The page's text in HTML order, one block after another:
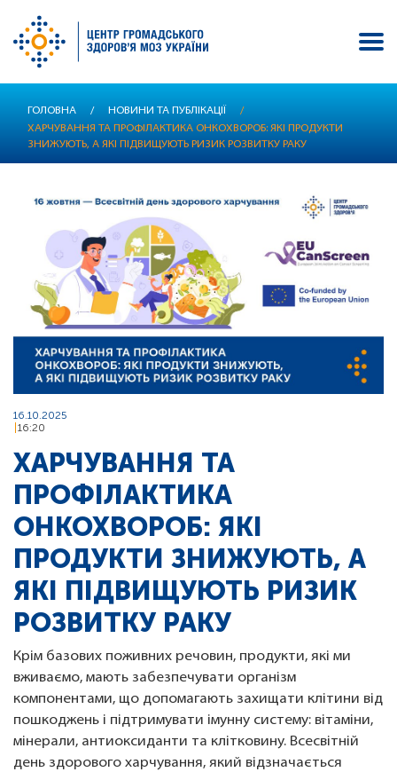
ГОЛОВНА / НОВИНИ ТА ПУБЛІКАЦІЇ
/
ХАРЧУВАННЯ ТА ПРОФІЛАКТИКА ОНКОХВОРОБ: ЯКІ ПРОДУКТИ
ЗНИЖУЮТЬ, А ЯКІ ПІДВИЩУЮТЬ РИЗИК РОЗВИТКУ РАКУ
16.10.2025
16:20
ХАРЧУВАННЯ ТА
ПРОФІЛАКТИКА
ОНКОХВОРОБ: ЯКІ
ПРОДУКТИ ЗНИЖУЮТЬ, А
ЯКІ ПІДВИЩУЮТЬ РИЗИК
РОЗВИТКУ РАКУ
Крім базових поживних речовин, продукти, які ми
вживаємо, мають забезпечувати організм
компонентами, що допомагають захищати клітини від
пошкоджень і підтримувати імунну систему: вітаміни,
мінерали, антиоксиданти та клітковину. Всесвітній
день здорового харчування, який відзначається